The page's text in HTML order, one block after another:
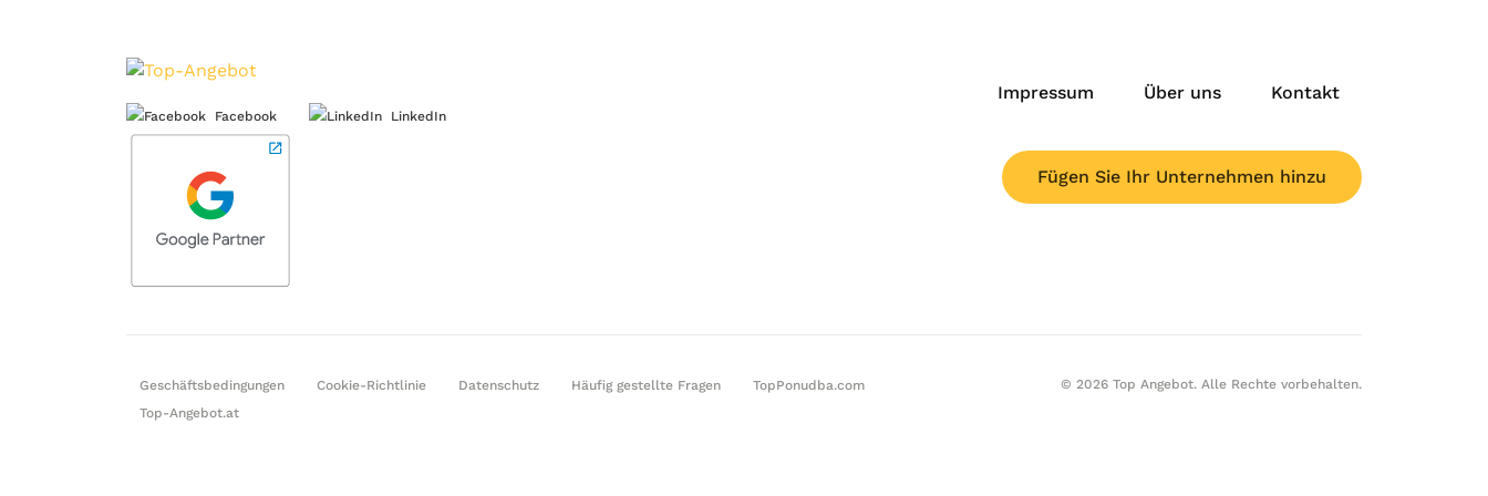
Facebook LinkedIn
Impressum Über uns Kontakt
Fügen Sie Ihr Unternehmen hinzu
Geschäftsbedingungen Cookie-Richtlinie Datenschutz Häufig gestellte Fragen
TopPonudba.com
Top-Angebot.at
© 2026 Top Angebot. Alle Rechte vorbehalten.